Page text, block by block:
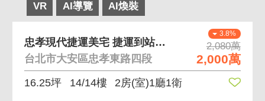
VR AI導覽 AI煥裝
3.8%
2,080萬
2,000萬
忠孝現代捷運美宅 捷運到站即到家全天管理東區小宅
台北市大安區忠孝東路四段
16.25坪 14/14樓 2房(室)1廳1衛